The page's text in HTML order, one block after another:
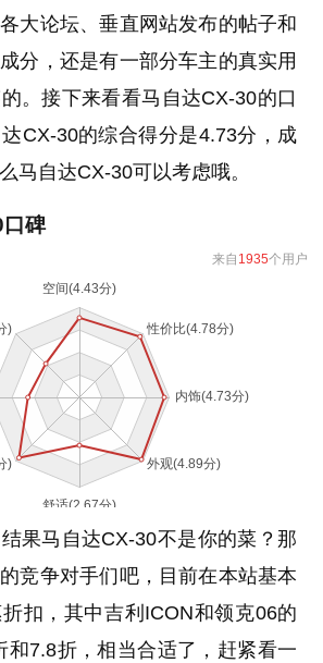
大论坛、垂直网站发布的帖子和
分，还是有一部分车主的真实用
。接下来看看马自达CX-30的口
CX-30的综合得分是4.73分，成
马自达CX-30可以考虑哦。
碑
来自 1935个用户
果马自达CX-30不是你的菜？那
竞争对手们吧，目前在本站基本
扣，其中吉利ICON和领克06的
和7.8折，相当合适了，赶紧看一